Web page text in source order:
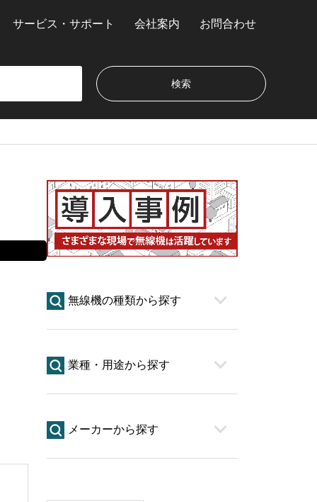
サービス・サポート 会社案内 お問合わせ
無線機の種類から探す
業種・用途から探す
メーカーから探す